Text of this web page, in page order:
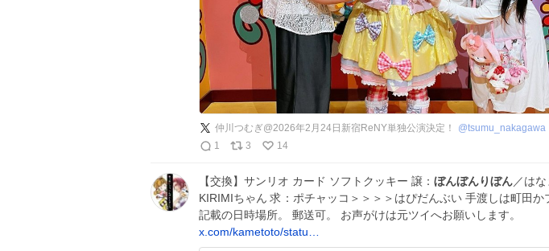
仲川つむぎ@2026年2月24日新宿ReNY単独公演決定！ @tsumu_nakagawa
1
3 14
【交換】サンリオ カード ソフトクッキー 譲： ぼんぼんりぼん／は
KIRIMIちゃん 求：ポチャッコ＞＞＞＞はぴだんぶい 手渡しは町田か
記載の日時場所。 郵送可。 お声がけは元ツイへお願いします。
x.com/kametoto/statu…